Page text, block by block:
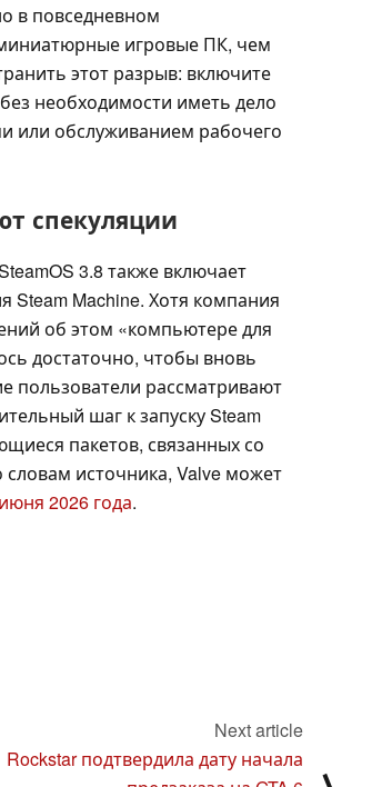
в повседневном
игровые ПК, чем
этот разрыв: включите
необходимости иметь дело
или обслуживанием рабочего
спекуляции
3.8 также включает
Steam Machine. Хотя компания
об этом «компьютере для
достаточно, чтобы вновь
пользователи рассматривают
шаг к запуску Steam
пакетов, связанных со
источника, Valve может
2026 года.
Next article
Rockstar подтвердила дату начала